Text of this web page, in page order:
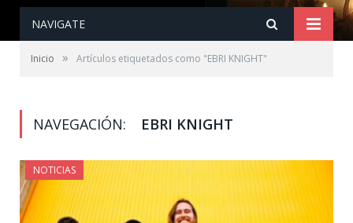
NAVIGATE
Inicio » Artículos etiquetados como "EBRI KNIGHT"
NAVEGACIÓN: EBRI KNIGHT
NOTICIAS